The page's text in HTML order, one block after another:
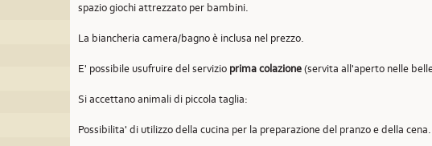
spazio giochi attrezzato per bambini.
La biancheria camera/bagno è inclusa nel prezzo.
E' possibile usufruire del servizio prima colazione(servita all'aperto nelle
Si accettano animali di piccola taglia:
Possibilita' di utilizzo della cucina per la preparazione del pranzo e della cena.